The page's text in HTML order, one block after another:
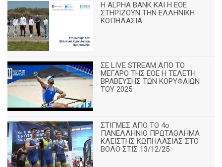
H ALPHA BANK ΚΑΙ Η ΕΟΕ
ΣΤΗΡΙΖΟΥΝ ΤΗΝ ΕΛΛΗΝΙΚΗ
ΚΩΠΗΛΑΣΙΑ
ΣΕ LIVE STREAM ΑΠΟ ΤΟ
ΜΕΓΑΡΟ ΤΗΣ ΕΟΕ Η ΤΕΛΕΤΗ
ΒΡΑΒΕΥΣΗΣ ΤΩΝ ΚΟΡΥΦΑΙΩΝ
ΤΟΥ 2025
ΣΤΙΓΜΕΣ ΑΠΟ ΤΟ 4ο
ΠΑΝΕΛΛΗΝΙΟ ΠΡΩΤΑΘΛΗΜΑ
ΚΛΕΙΣΤΗΣ ΚΩΠΗΛΑΣΙΑΣ ΣΤΟ
ΒΟΛΟ ΣΤΙΣ 13/12/25